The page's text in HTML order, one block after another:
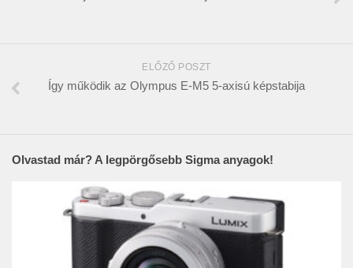
ELŐZŐ POSZT
Így működik az Olympus E-M5 5-axisú képstabija
Olvastad már? A legpörgősebb Sigma anyagok!